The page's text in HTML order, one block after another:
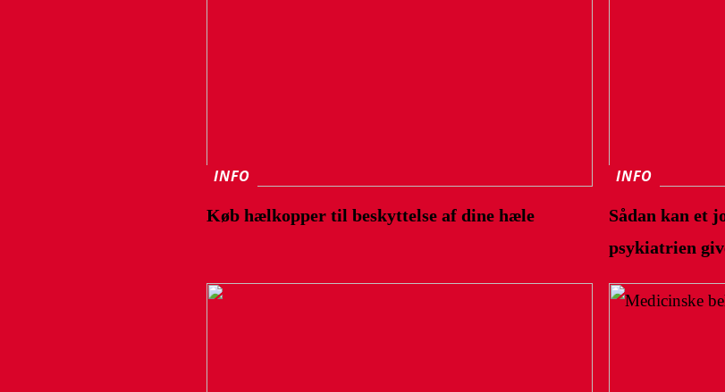
INFO
Køb hælkopper til beskyttelse af dine hæle
INFO
Sådan kan et
psykiatrien